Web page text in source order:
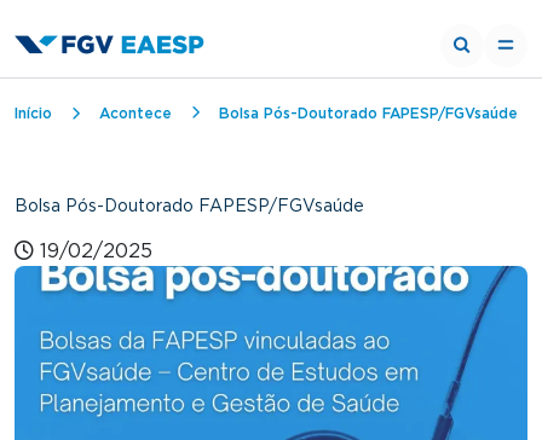
Trilha de navegação
Início Acontece Bolsa Pós-Doutorado FAPESP/FGVsaúde
Bolsa Pós-Doutorado FAPESP/FGVsaúde
19/02/2025